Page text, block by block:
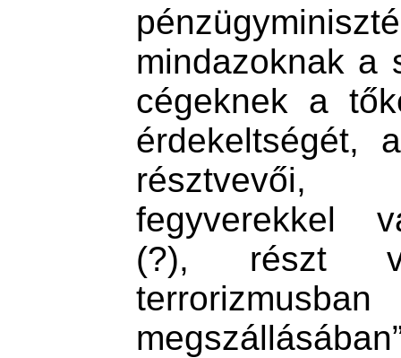
mindazoknak a
cégeknek a
érdekeltségét,
fegyverekkel
(?), részt